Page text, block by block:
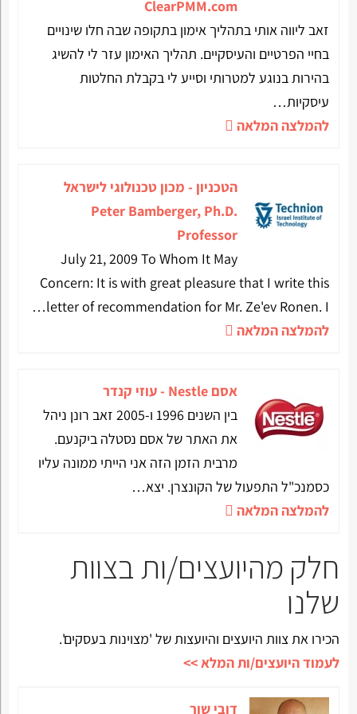
ClearPMM.com
זאב ליווה אותי בתהליך אימון בתקופה שבה חלו שינויים
בחיי הפרטיים והעיסקיים. תהליך האימון עזר לי להשיג
בהירות בנוגע למטרותי וסייע לי בקבלת החלטות
עיסקיות…
להמלצה המלאה
הטכניון - מכון טכנולוגי לישראל
Peter Bamberger, Ph.D.
Professor
July 21, 2009 To Whom It May
Concern: It is with great pleasure that I write this
letter of recommendation for Mr. Ze'ev Ronen. I…
להמלצה המלאה
אסם Nestle - עוזי קנדר
בין השנים 1996 ו-2005 זאב רונן ניהל
את האתר של אסם נסטלה ביקנעם.
מרבית הזמן הזה אני הייתי ממונה עליו
כסמנכ"ל התפעול של הקונצרן. יצא…
להמלצה המלאה
חלק מהיועצים/ות בצוות
שלנו
הכירו את צוות היועצים והיועצות של 'מצוינות בעסקים'.
לעמוד היועצים/ות המלא >>
דובי שור